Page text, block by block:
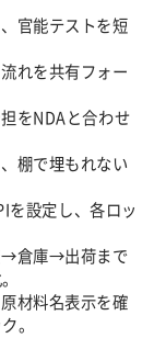
官能テストを短
れを共有フォー
をNDAと合わせ
棚で埋もれない
を設定し、各ロッ
→倉庫→出荷まで
材料名表示を確
。